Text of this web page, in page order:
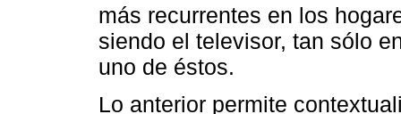
más recurrentes en los
siendo el televisor, tan sólo
uno de éstos.
Lo anterior permite